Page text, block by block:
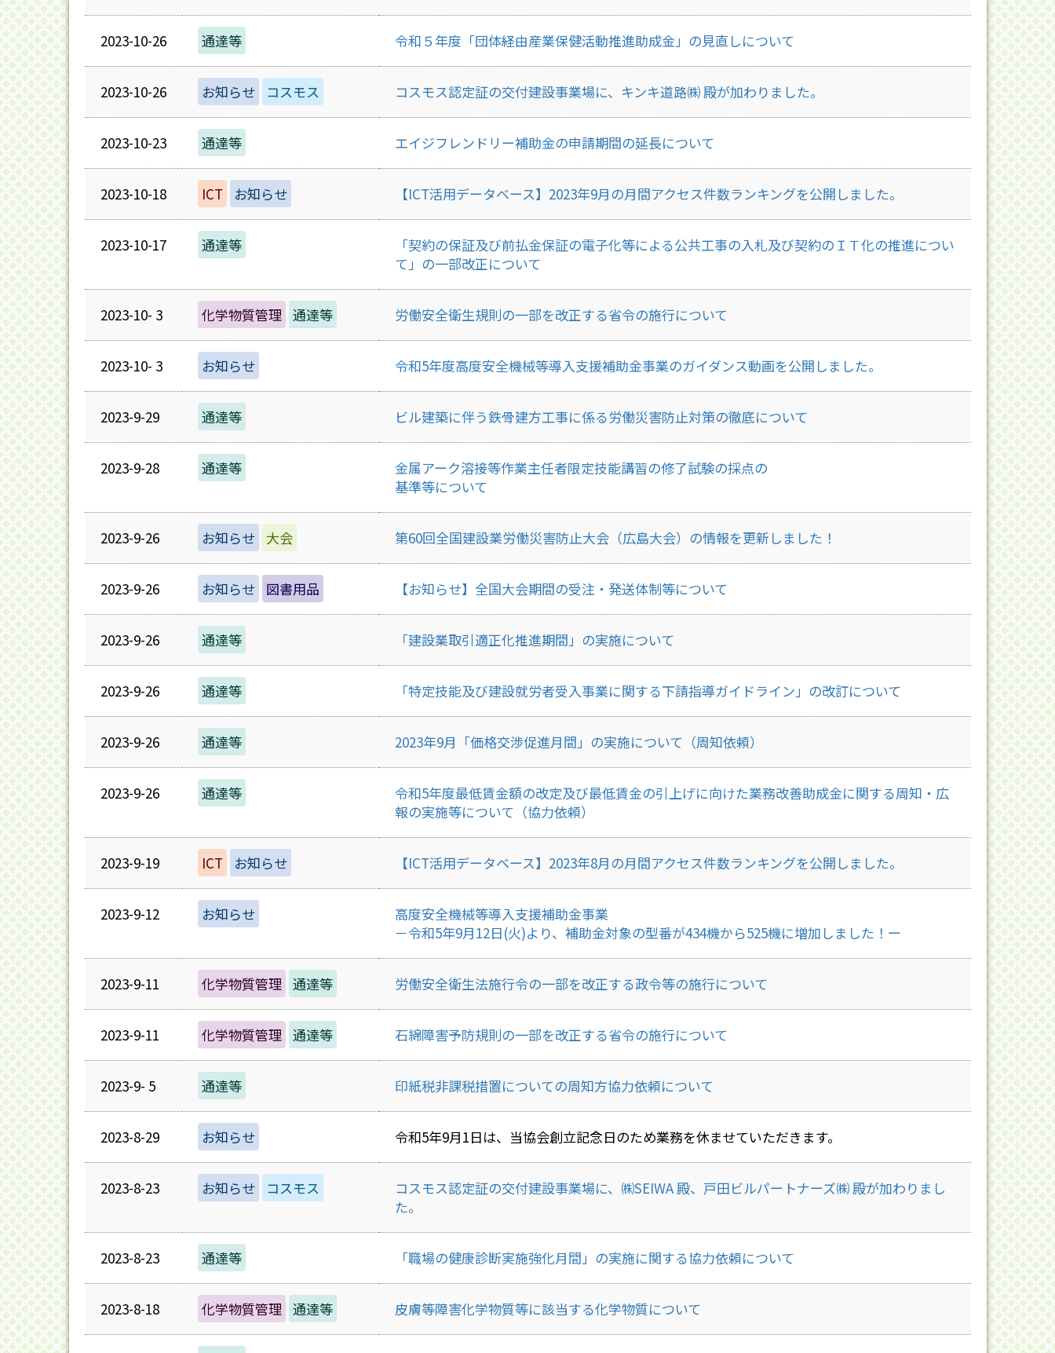
2023-10-26 通達等 令和５年度「団体経由産業保健活動推進助成金」の見直しについて
2023-10-26 お知らせ コスモス コスモス認定証の交付建設事業場に、キンキ道路㈱ 殿が加わりました。
2023-10-23 通達等 エイジフレンドリー補助金の申請期間の延長について
2023-10-18 ICT お知らせ 【ICT活用データベース】2023年9月の月間アクセス件数ランキングを公開しました。
2023-10-17 通達等
「契約の保証及び前払金保証の電子化等による公共工事の入札及び契約のＩＴ化の推進につい
て」の一部改正について
2023-10- 3 化学物質管理 通達等 労働安全衛生規則の一部を改正する省令の施行について
2023-10- 3 お知らせ 令和5年度高度安全機械等導入支援補助金事業のガイダンス動画を公開しました。
2023-9-29 通達等 ビル建築に伴う鉄骨建方工事に係る労働災害防止対策の徹底について
2023-9-28 通達等
金属アーク溶接等作業主任者限定技能講習の修了試験の採点の
基準等について
2023-9-26 お知らせ 大会 第60回全国建設業労働災害防止大会（広島大会）の情報を更新しました！
2023-9-26 お知らせ 図書用品 【お知らせ】全国大会期間の受注・発送体制等について
2023-9-26 通達等 「建設業取引適正化推進期間」の実施について
2023-9-26 通達等 「特定技能及び建設就労者受入事業に関する下請指導ガイドライン」の改訂について
2023-9-26 通達等 2023年9月「価格交渉促進月間」の実施について（周知依頼）
2023-9-26 通達等
令和5年度最低賃金額の改定及び最低賃金の引上げに向けた業務改善助成金に関する周知・広
報の実施等について（協力依頼）
2023-9-19 ICT お知らせ 【ICT活用データベース】2023年8月の月間アクセス件数ランキングを公開しました。
2023-9-12 お知らせ
高度安全機械等導入支援補助金事業
－令和5年9月12日(火)より、補助金対象の型番が434機から525機に増加しました！ー
2023-9-11 化学物質管理 通達等 労働安全衛生法施行令の一部を改正する政令等の施行について
2023-9-11 化学物質管理 通達等 石綿障害予防規則の一部を改正する省令の施行について
2023-9- 5 通達等 印紙税非課税措置についての周知方協力依頼について
2023-8-29 お知らせ 令和5年9月1日は、当協会創立記念日のため業務を休ませていただきます。
2023-8-23 お知らせ コスモス
コスモス認定証の交付建設事業場に、㈱SEIWA 殿、戸田ビルパートナーズ㈱ 殿が加わりまし
た。
2023-8-23 通達等 「職場の健康診断実施強化月間」の実施に関する協力依頼について
2023-8-18 化学物質管理 通達等 皮膚等障害化学物質等に該当する化学物質について